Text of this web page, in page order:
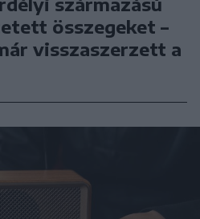
összegeket –
visszaszerzett a